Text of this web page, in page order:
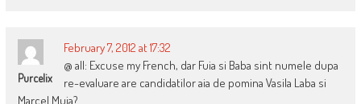
Purcelix
February 7, 2012 at 17:32
@ all: Excuse my French, dar Fuia si Baba sint numele dupa
re-evaluare are candidatilor aia de pomina Vasila Laba si
Marcel Muia?